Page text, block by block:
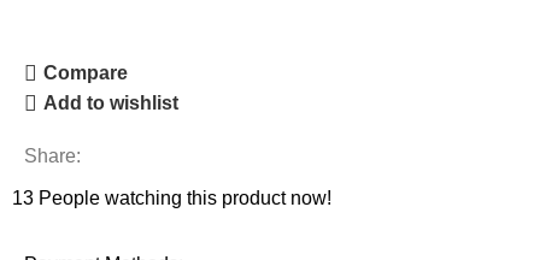
Compare
Add to wishlist
Share:
13 People watching this product now!